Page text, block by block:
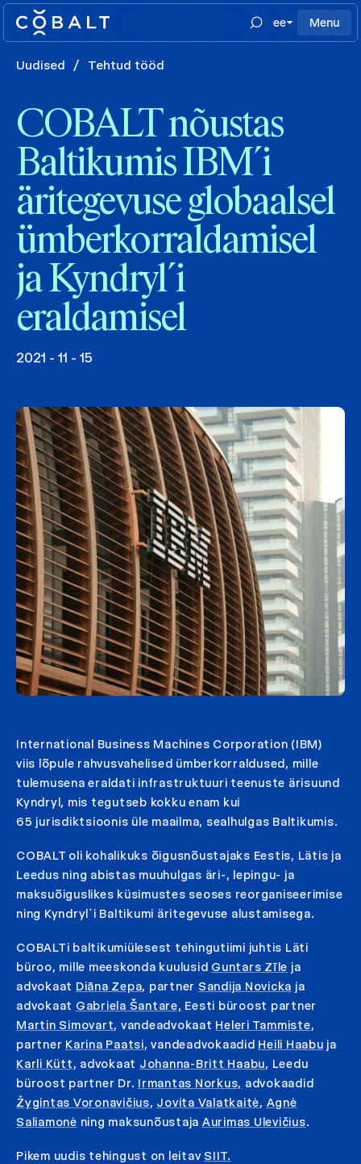
ee Menu
Uudised / Tehtud tööd
COBALT nõustas
Baltikumis IBM´i
äritegevuse globaalsel
ümberkorraldamisel
ja Kyndryl´i
eraldamisel
2021 - 11 - 15
International Business Machines Corporation (IBM)
viis lõpule rahvusvahelised ümberkorraldused, mille
tulemusena eraldati infrastruktuuri teenuste ärisuund
Kyndryl, mis tegutseb kokku enam kui
65 jurisdiktsioonis üle maailma, sealhulgas Baltikumis.
COBALT oli kohalikuks õigusnõustajaks Eestis, Lätis ja
Leedus ning abistas muuhulgas äri-, lepingu- ja
maksuõiguslikes küsimustes seoses reorganiseerimise
ning Kyndryl´i Baltikumi äritegevuse alustamisega.
COBALTi baltikumiülesest tehingutiimi juhtis Läti
büroo, mille meeskonda kuulusid Guntars Zīle ja
advokaat Diāna Zepa, partner Sandija Novicka ja
advokaat Gabriela Šantare, Eesti büroost partner
Martin Simovart, vandeadvokaat Heleri Tammiste,
partner Karina Paatsi, vandeadvokaadid Heili Haabu ja
Karli Kütt, advokaat Johanna-Britt Haabu, Leedu
büroost partner Dr. Irmantas Norkus, advokaadid
Žygintas Voronavičius, Jovita Valatkaitė, Agnė
Saliamonė ning maksunõustaja Aurimas Ulevičius.
Pikem uudis tehingust on leitav SIIT.